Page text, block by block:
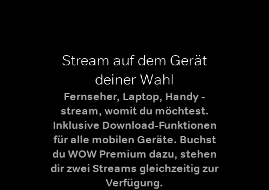
Stream auf dem Gerät
deiner Wahl
Fernseher, Laptop, Handy -
stream, womit du möchtest.
Inklusive Download-Funktionen
für alle mobilen Geräte. Buchst
du WOW Premium dazu, stehen
dir zwei Streams gleichzeitig zur
Verfügung.